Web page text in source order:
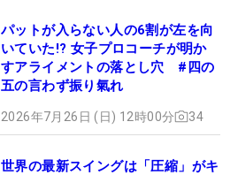
パットが入らない人の6割が左を向
いていた!? 女子プロコーチが明か
すアライメントの落とし穴 #四の
五の言わず振り氣れ
2026年7月26日 (日) 12時00分 34
世界の最新スイングは「圧縮」がキ